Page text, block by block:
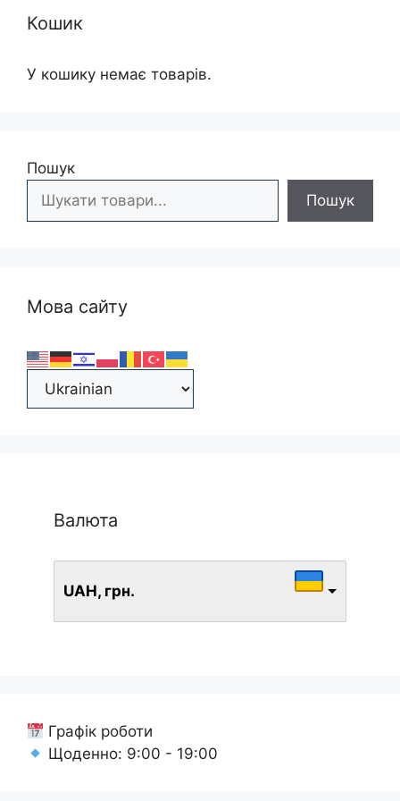
Кошик
У кошику немає товарів.
Пошук
Пошук
Мова сайту
Валюта
UAH, грн.
Графік роботи
Щоденно: 9:00 - 19:00